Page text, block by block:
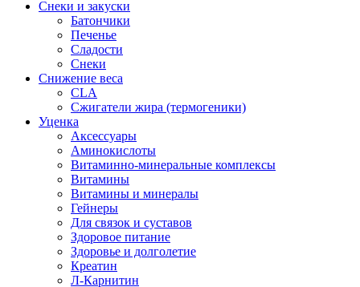
Снеки и закуски
Батончики
Печенье
Сладости
Снеки
Снижение веса
CLA
Сжигатели жира (термогеники)
Уценка
Аксессуары
Аминокислоты
Витаминно-минеральные комплексы
Витамины
Витамины и минералы
Гейнеры
Для связок и суставов
Здоровое питание
Здоровье и долголетие
Креатин
Л-Карнитин